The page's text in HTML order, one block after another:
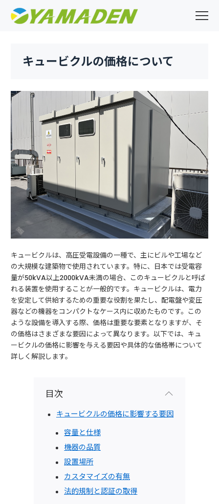
キュービクルの価格について
キュービクルは、高圧受電設備の一種で、主にビルや工場など
の大規模な建築物で使用されています。特に、日本では受電容
量が50kVA以上2000kVA未満の場合、このキュービクルと呼ば
れる装置を使用することが一般的です。キュービクルは、電力
を安定して供給するための重要な役割を果たし、配電盤や変圧
器などの機器をコンパクトなケース内に収めたものです。この
ような設備を導入する際、価格は重要な要素となりますが、そ
の価格はさまざまな要因によって異なります。以下では、キュ
ービクルの価格に影響を与える要因や具体的な価格帯について
詳しく解説します。
目次
キュービクルの価格に影響する要因
容量と仕様
機器の品質
設置場所
カスタマイズの有無
法的規制と認証の取得